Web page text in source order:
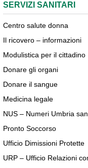
SERVIZI SANITARI
Centro salute donna
Il ricovero – informazioni
Modulistica per il cittadino
Donare gli organi
Donare il sangue
Medicina legale
NUS – Numeri Umbria
Pronto Soccorso
Ufficio Dimissioni Protette
URP – Ufficio Relazioni